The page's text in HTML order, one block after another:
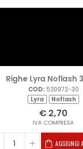
Righe Lyra Noflash
COD: 529972-30
Lyra Noflash
€ 2,70
IVA COMPRESA
AGGIUNGI